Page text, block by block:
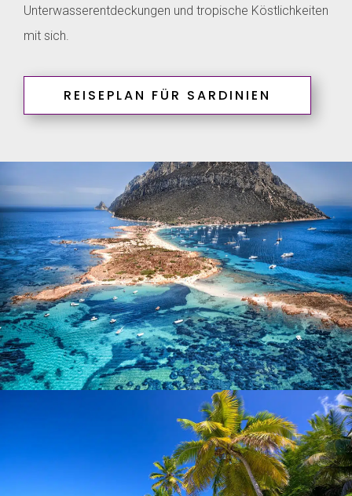
Unterwasserentdeckungen und tropische Köstlichkeiten
mit sich.
REISEPLAN FÜR SARDINIEN